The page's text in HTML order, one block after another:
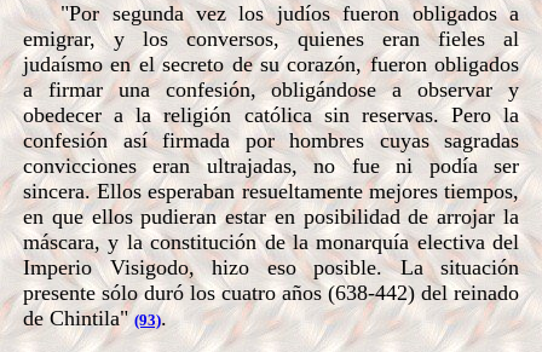
"Por segunda vez los judíos fueron obligados a
emigrar, y los conversos, quienes eran fieles al
judaísmo en el secreto de su corazón, fueron obligados
a firmar una confesión, obligándose a observar y
obedecer a la religión católica sin reservas. Pero la
confesión así firmada por hombres cuyas sagradas
convicciones eran ultrajadas, no fue ni podía ser
sincera. Ellos esperaban resueltamente mejores tiempos,
en que ellos pudieran estar en posibilidad de arrojar la
máscara, y la constitución de la monarquía electiva del
Imperio Visigodo, hizo eso posible. La situación
presente sólo duró los cuatro años (638-442) del reinado
de Chintila"(93).